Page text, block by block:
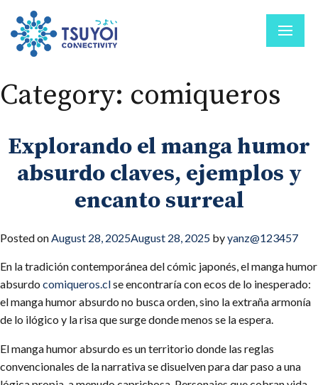
Category: comiqueros
Explorando el manga humor
absurdo claves, ejemplos y
encanto surreal
Posted onAugust 28, 2025August 28, 2025 byyanz@123457
En la tradición contemporánea del cómic japonés, el manga humor
absurdo comiqueros.clse encontraría con ecos de lo inesperado:
el manga humor absurdo no busca orden, sino la extraña armonía
de lo ilógico y la risa que surge donde menos se la espera.
El manga humor absurdo es un territorio donde las reglas
convencionales de la narrativa se disuelven para dar paso a una